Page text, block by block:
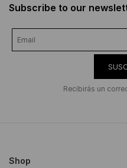
Subscribe to our
Recibirás un
Shop